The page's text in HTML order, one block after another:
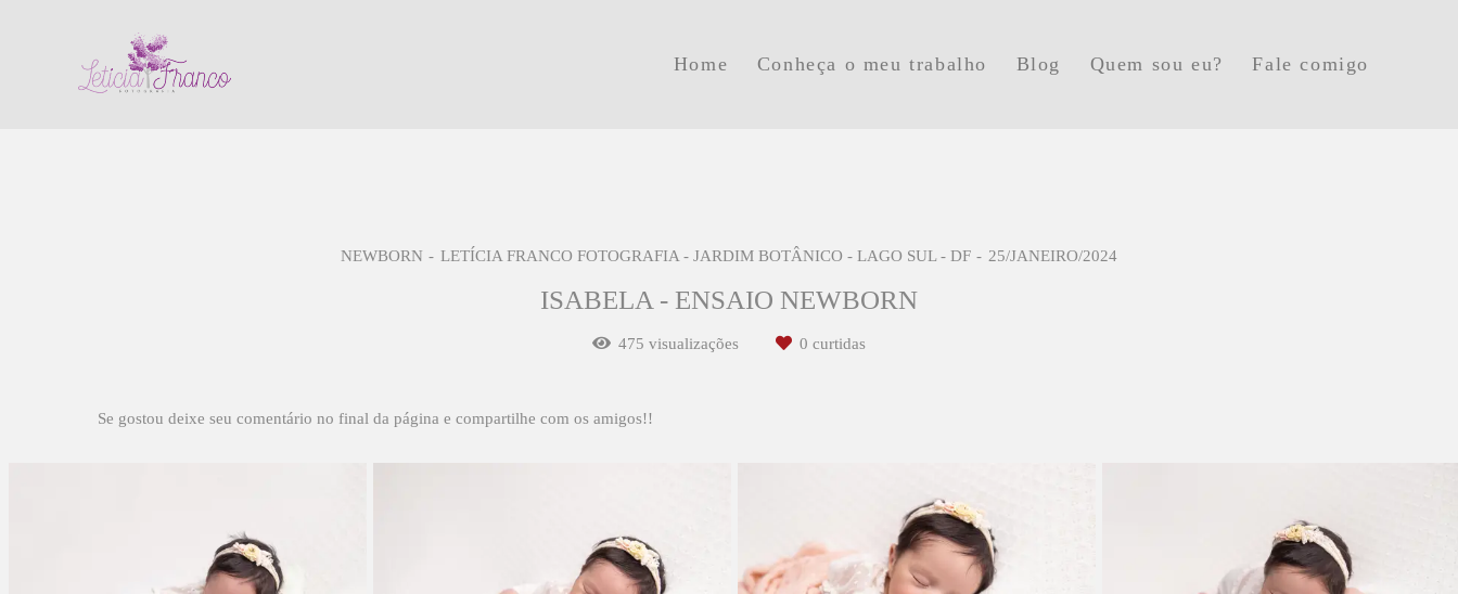
Home Conheça o meu trabalho Blog Quem sou eu? Fale comigo
NEWBORN LETÍCIA FRANCO FOTOGRAFIA - JARDIM BOTÂNICO - LAGO SUL - DF 25/JANEIRO/2024
ISABELA - ENSAIO NEWBORN
475 visualizações 0 curtidas
Se gostou deixe seu comentário no final da página e compartilhe com os amigos!!